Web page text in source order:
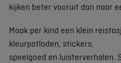
kijken beter vooruit dan naar
Maak per kind een klein
kleurpotloden, stickers,
speelgoed en luisterverhalen.